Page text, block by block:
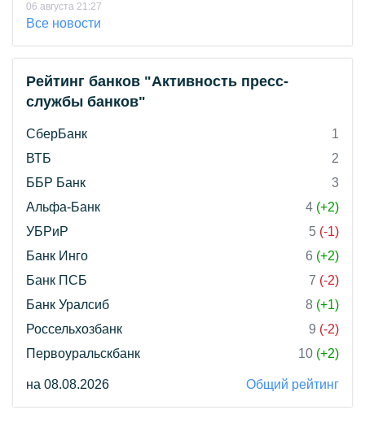
06 августа 21:27
Все новости
Рейтинг банков "Активность пресс-
службы банков"
СберБанк
1
ВТБ
2
ББР Банк
3
Альфа-Банк
4 (+2)
УБРиР
5 (-1)
Банк Инго
6 (+2)
Банк ПСБ
7 (-2)
Банк Уралсиб
8 (+1)
Россельхозбанк
9 (-2)
Первоуральскбанк
10 (+2)
на 08.08.2026 Общий рейтинг